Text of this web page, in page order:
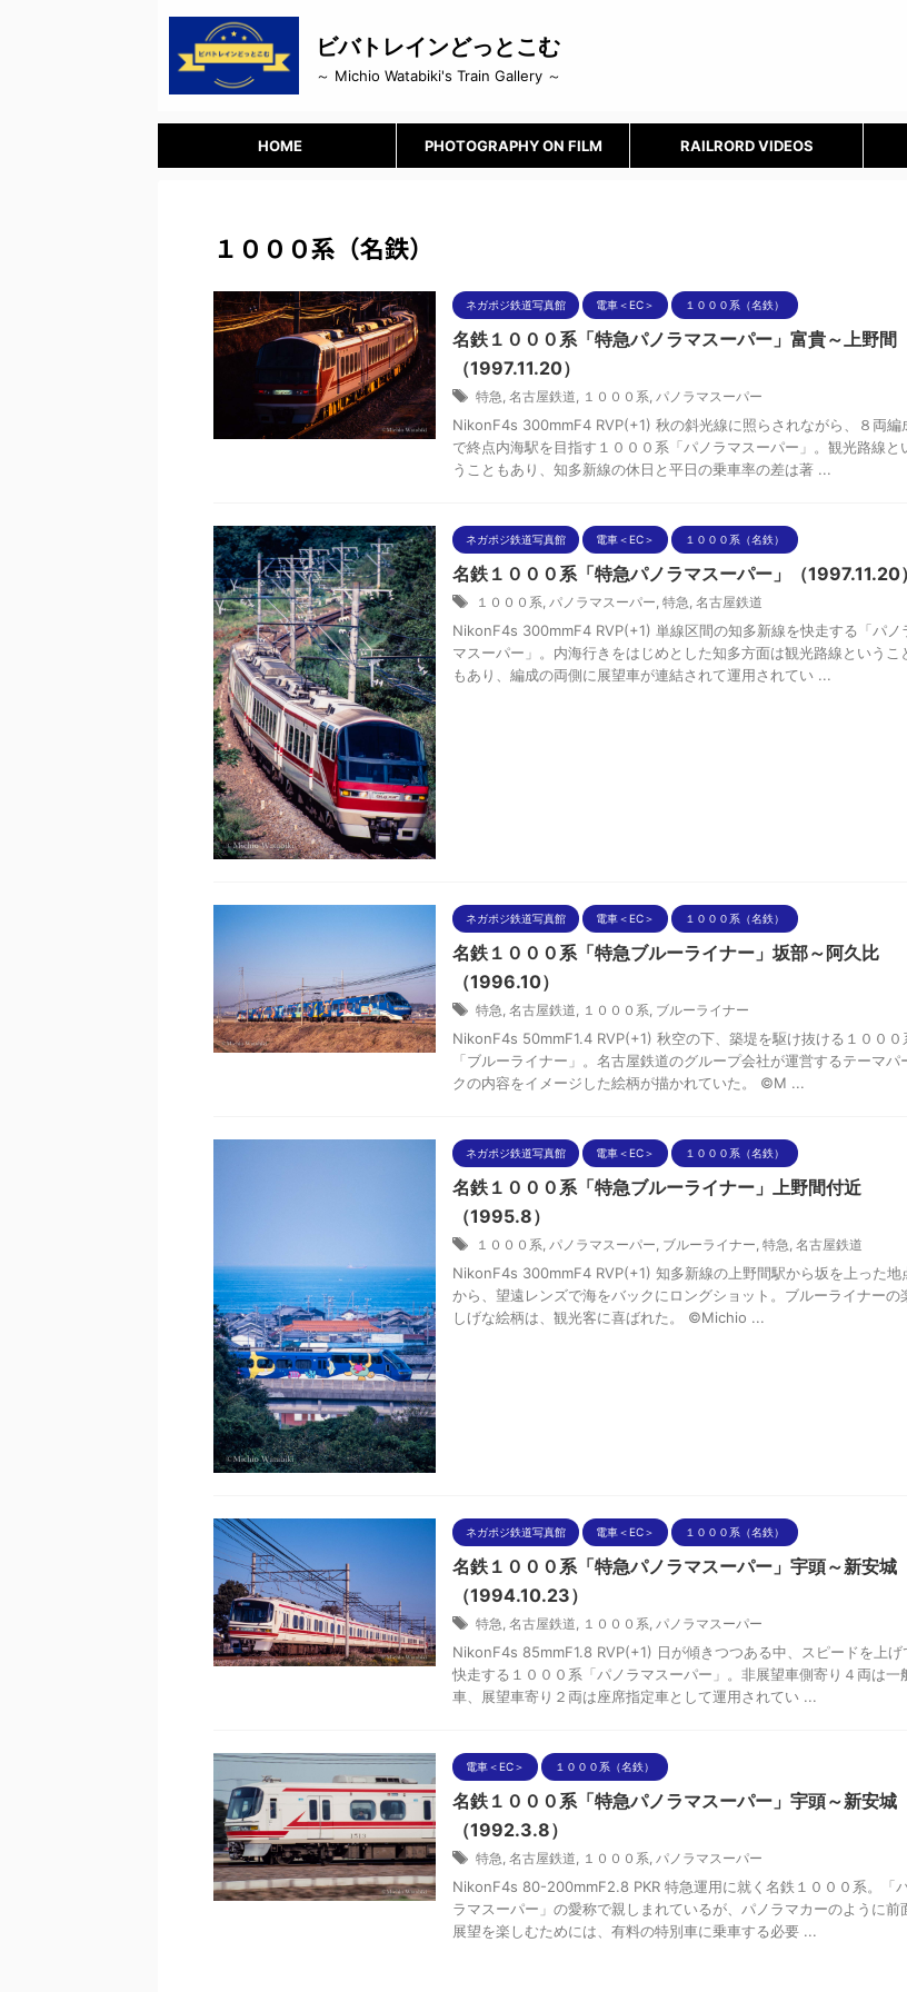
ビバトレインどっとこむ
～ Michio Watabiki's Train Gallery ～
HOME PHOTOGRAPHY ON FILM RAILRORD VIDEOS
１０００系（名鉄）
ネガポジ鉄道写真館 電車＜EC＞ １０００系（名鉄）
名鉄１０００系「特急パノラマスーパー」富貴～上野間
（1997.11.20）
特急, 名古屋鉄道, １０００系, パノラマスーパー
NikonF4s 300mmF4 RVP(+1) 秋の斜光線に照らされながら、８両編
で終点内海駅を目指す１０００系「パノラマスーパー」。観光路線と
うこともあり、知多新線の休日と平日の乗車率の差は著 ...
ネガポジ鉄道写真館 電車＜EC＞ １０００系（名鉄）
名鉄１０００系「特急パノラマスーパー」（1997.11.20）
１０００系, パノラマスーパー, 特急, 名古屋鉄道
NikonF4s 300mmF4 RVP(+1) 単線区間の知多新線を快走する「パノ
マスーパー」。内海行きをはじめとした知多方面は観光路線というこ
もあり、編成の両側に展望車が連結されて運用されてい ...
ネガポジ鉄道写真館 電車＜EC＞ １０００系（名鉄）
名鉄１０００系「特急ブルーライナー」坂部～阿久比
（1996.10）
特急, 名古屋鉄道, １０００系, ブルーライナー
NikonF4s 50mmF1.4 RVP(+1) 秋空の下、築堤を駆け抜ける１０００
「ブルーライナー」。名古屋鉄道のグループ会社が運営するテーマパ
クの内容をイメージした絵柄が描かれていた。 ©M ...
ネガポジ鉄道写真館 電車＜EC＞ １０００系（名鉄）
名鉄１０００系「特急ブルーライナー」上野間付近
（1995.8）
１０００系, パノラマスーパー, ブルーライナー, 特急, 名古屋鉄道
NikonF4s 300mmF4 RVP(+1) 知多新線の上野間駅から坂を上った地
から、望遠レンズで海をバックにロングショット。ブルーライナーの
しげな絵柄は、観光客に喜ばれた。 ©Michio ...
ネガポジ鉄道写真館 電車＜EC＞ １０００系（名鉄）
名鉄１０００系「特急パノラマスーパー」宇頭～新安城
（1994.10.23）
特急, 名古屋鉄道, １０００系, パノラマスーパー
NikonF4s 85mmF1.8 RVP(+1) 日が傾きつつある中、スピードを上げ
快走する１０００系「パノラマスーパー」。非展望車側寄り４両は一
車、展望車寄り２両は座席指定車として運用されてい ...
電車＜EC＞ １０００系（名鉄）
名鉄１０００系「特急パノラマスーパー」宇頭～新安城
（1992.3.8）
特急, 名古屋鉄道, １０００系, パノラマスーパー
NikonF4s 80-200mmF2.8 PKR 特急運用に就く名鉄１０００系。「
ラマスーパー」の愛称で親しまれているが、パノラマカーのように前
展望を楽しむためには、有料の特別車に乗車する必要 ...